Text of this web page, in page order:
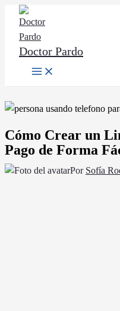
contenido
Doctor Pardo
Main
Menu
Cómo Crear un
Pago de Forma
Por Sofía